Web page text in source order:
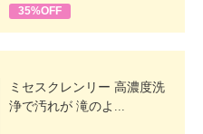
35%OFF
ミセスクレンリー 高濃度洗
浄で汚れが 滝のよ...